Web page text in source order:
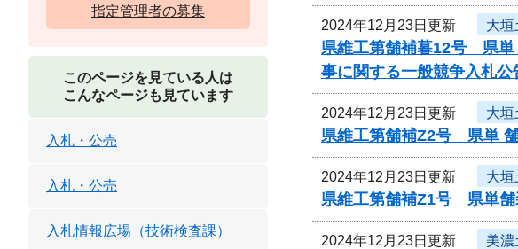
2024年12月23日更新 大垣
県維工第舗補暮12号 県単
事に関する一般競争入札公
2024年12月23日更新 大垣
県維工第舗補Z2号 県単
2024年12月23日更新 大垣
県維工第舗補Z1号 県単舗
2024年12月23日更新 美濃
指定管理者の募集
このページを見ている人は
こんなページも見ています
入札・公売
入札・公売
入札情報広場（技術検査課）